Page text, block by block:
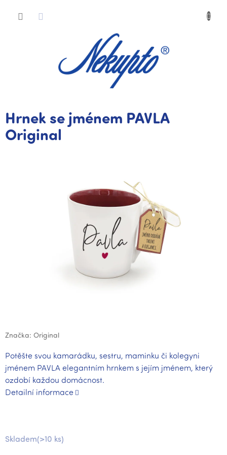
Hrnek se jménem PAVLA
Original
Značka: Original
Skladem(>10 ks)
Potěšte svou kamarádku, sestru, maminku či kolegyni
jménem PAVLA elegantním hrnkem s jejím jménem, který
ozdobí každou domácnost.
Detailní informace